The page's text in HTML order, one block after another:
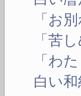
「お
「苦
「わ
白い